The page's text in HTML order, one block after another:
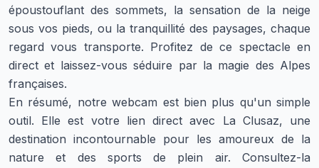
époustouflant des sommets, la sensation de la neige
sous vos pieds, ou la tranquillité des paysages, chaque
regard vous transporte. Profitez de ce spectacle en
direct et laissez-vous séduire par la magie des Alpes
françaises.
En résumé, notre webcam est bien plus qu'un simple
outil. Elle est votre lien direct avec La Clusaz, une
destination incontournable pour les amoureux de la
nature et des sports de plein air. Consultez-la